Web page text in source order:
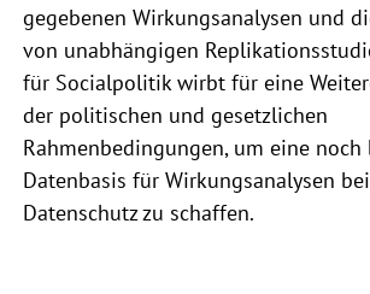
gegebenen Wirkungsanalysen und
von unabhängigen
für Socialpolitik wirbt für eine
der politischen und gesetzlichen
Rahmenbedingungen, um eine noch
Datenbasis für Wirkungsanalysen
Datenschutz zu schaffen.